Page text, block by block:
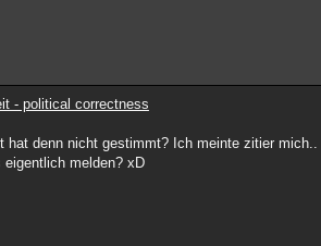
- political correctness
hat denn nicht gestimmt? Ich meinte zitier
melden? xD